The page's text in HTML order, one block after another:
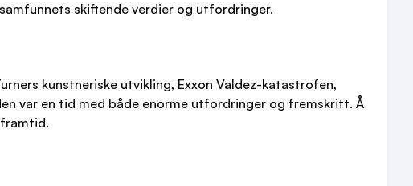
skiftende verdier og utfordringer.
kunstneriske utvikling, Exxon Valdez-katastrofen,
var en tid med både enorme utfordringer og fremskritt. Å